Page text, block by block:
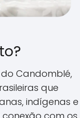
Candomblé,
que
indígenas e